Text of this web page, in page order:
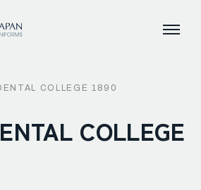
COLLEGE 1890
COLLEGE